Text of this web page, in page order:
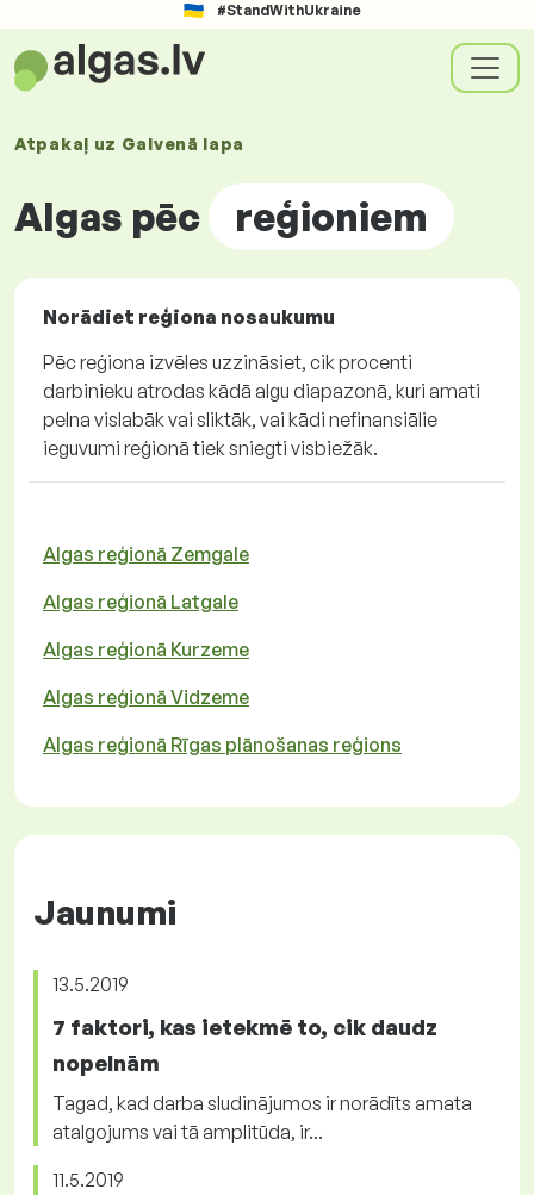
#StandWithUkraine
Atpakaļ uz Galvenā lapa
Algas pēc reģioniem
Norādiet reģiona nosaukumu
Pēc reģiona izvēles uzzināsiet, cik procenti
darbinieku atrodas kādā algu diapazonā, kuri amati
pelna vislabāk vai sliktāk, vai kādi nefinansiālie
ieguvumi reģionā tiek sniegti visbiežāk.
Algas reģionā Zemgale
Algas reģionā Latgale
Algas reģionā Kurzeme
Algas reģionā Vidzeme
Algas reģionā Rīgas plānošanas reģions
Jaunumi
13.5.2019
7 faktori, kas ietekmē to, cik daudz
nopelnām
Tagad, kad darba sludinājumos ir norādīts amata
atalgojums vai tā amplitūda, ir...
11.5.2019